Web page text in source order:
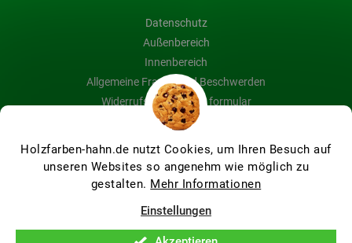
Holzfarben-hahn.de nutzt Cookies, um Ihren Besuch auf
unseren Websites so angenehm wie möglich zu
gestalten. Mehr Informationen
Einstellungen
Datenschutz
Außenbereich
Innenbereich
Allgemeine Fragen und Beschwerden
Widerrufsbelehrung & formular
Blog